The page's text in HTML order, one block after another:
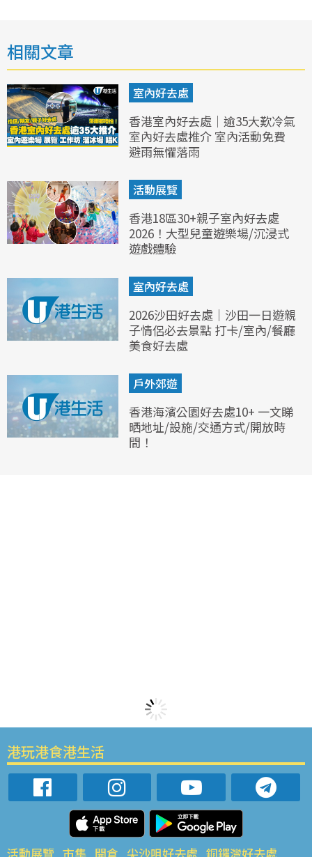
相關文章
室內好去處
香港室內好去處｜逾35大歎冷氣
室內好去處推介 室內活動免費
避雨無懼落雨
活動展覽
香港18區30+親子室內好去處
2026！大型兒童遊樂場/沉浸式
遊戲體驗
室內好去處
2026沙田好去處｜沙田一日遊親
子情侶必去景點 打卡/室內/餐廳
美食好去處
戶外郊遊
香港海濱公園好去處10+ 一文睇
晒地址/設施/交通方式/開放時
間！
港玩港食港生活
活動展覽 市集 開倉 尖沙咀好去處 銅鑼灣好去處